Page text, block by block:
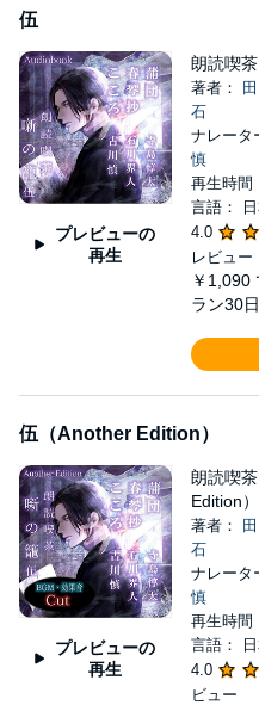
伍
プレビューの
再生
朗読喫
著者：
石
ナレータ
慎
再生時間
言語：
4.0
レビュー
￥1,090
ラン30
伍（Another Edition）
プレビューの
再生
朗読喫
Edition）
著者：
石
ナレータ
慎
再生時間
言語：
4.0
ビュー